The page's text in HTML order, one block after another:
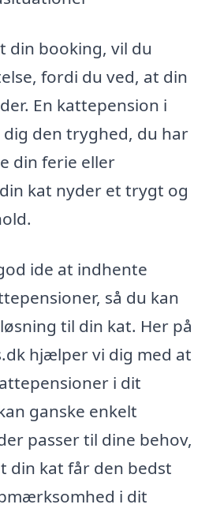
din booking, vil du
fordi du ved, at din
En kattepension i
den tryghed, du har
din ferie eller
kat nyder et trygt og
ide at indhente
så du kan
til din kat. Her på
hjælper vi dig med at
i dit
ganske enkelt
passer til dine behov,
din kat får den bedst
i dit